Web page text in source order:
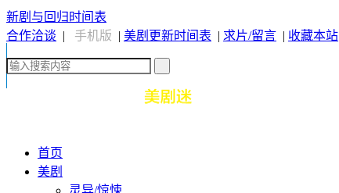
新剧与回归时间表
合作洽谈 | 手机版 | 美剧更新时间表 | 求片/留言 | 收藏本站
首页
美剧
灵异/惊悚